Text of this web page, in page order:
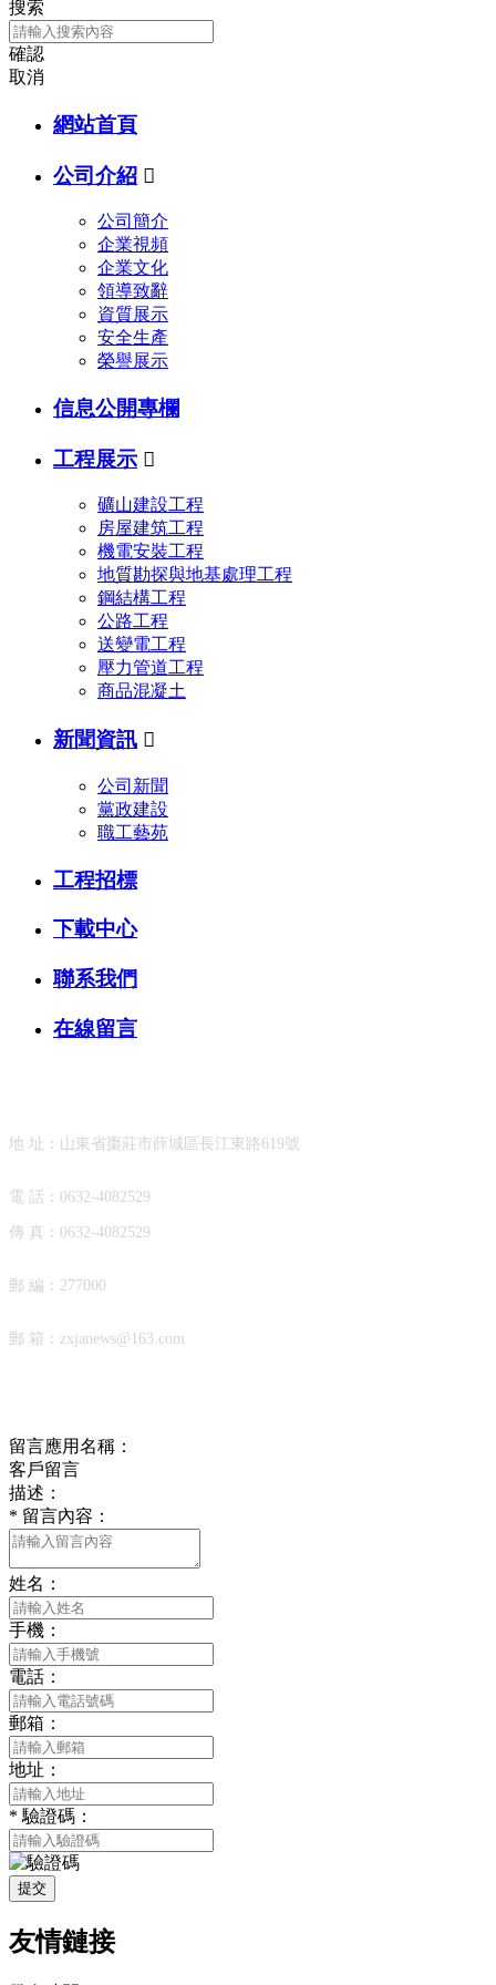
搜索
確認
取消
網站首頁
公司介紹 
公司簡介
企業視頻
企業文化
領導致辭
資質展示
安全生產
榮譽展示
信息公開專欄
工程展示 
礦山建設工程
房屋建筑工程
機電安裝工程
地質勘探與地基處理工程
鋼結構工程
公路工程
送變電工程
壓力管道工程
商品混凝土
新聞資訊 
公司新聞
黨政建設
職工藝苑
工程招標
下載中心
聯系我們
在線留言
地 址：山東省棗莊市薛城區長江東路619號
電 話： 0632-4082529
傳 真： 0632-4082529
郵 編：277000
郵 箱： zxjanews@163.com
留言應用名稱：
客戶留言
描述：
* 留言內容：
姓名：
手機：
電話：
郵箱：
地址：
* 驗證碼：
提交
友情鏈接